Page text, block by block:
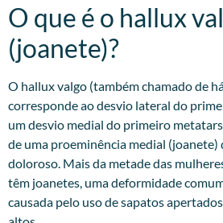
O que é o hallux
(joanete)?
O hallux valgo (também chamado de
corresponde ao desvio lateral do
um desvio medial do primeiro
de uma proeminência medial (joanete)
doloroso. Mais da metade das
têm joanetes, uma deformidade
causada pelo uso de sapatos